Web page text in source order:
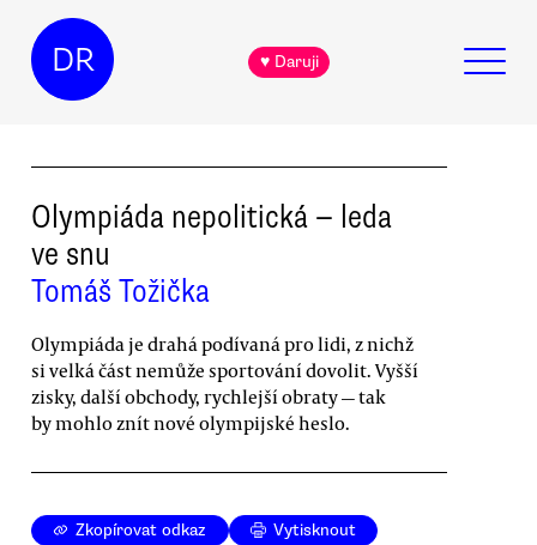
DR ♥ Daruji
Olympiáda nepolitická — leda
ve snu
Tomáš Tožička
Olympiáda je drahá podívaná pro lidi, z nichž
si velká část nemůže sportování dovolit. Vyšší
zisky, další obchody, rychlejší obraty — tak
by mohlo znít nové olympijské heslo.
Zkopírovat odkaz Vytisknout